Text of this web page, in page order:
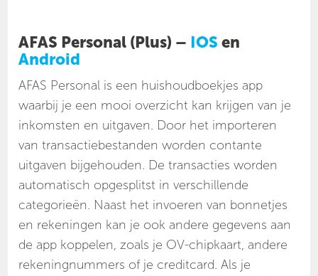
AFAS Personal (Plus) – IOS en
Android
AFAS Personal is een huishoudboekjes app
waarbij je een mooi overzicht kan krijgen van je
inkomsten en uitgaven. Door het importeren
van transactiebestanden worden contante
uitgaven bijgehouden. De transacties worden
automatisch opgesplitst in verschillende
categorieën. Naast het invoeren van bonnetjes
en rekeningen kan je ook andere gegevens aan
de app koppelen, zoals je OV-chipkaart, andere
rekeningnummers of je creditcard. Als je